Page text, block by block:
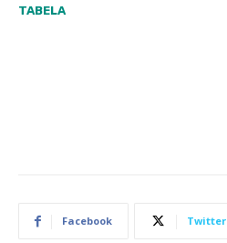
TABELA
Facebook Twitter